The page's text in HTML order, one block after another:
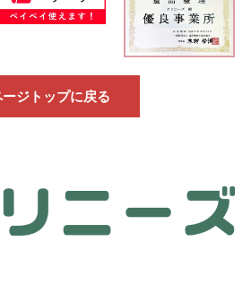
ージトップに戻る